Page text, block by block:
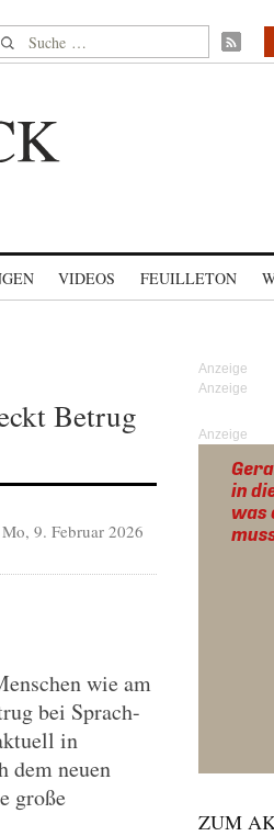
Suche nach:
VIDEOS FEUILLETON
Betrug
Mo, 9. Februar 2026
wie am
bei Sprach-
in
dem neuen
große
Anzeige
ZUM